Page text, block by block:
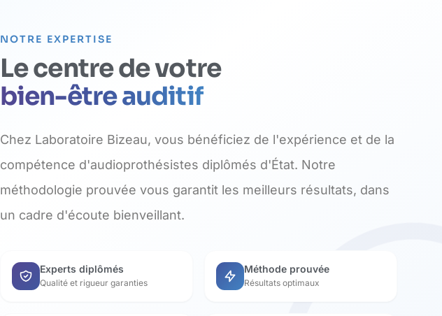
NOTRE EXPERTISE
Le centre de votre
bien-être auditif
Chez Laboratoire Bizeau, vous bénéficiez de l'expérience et de la
compétence d'audioprothésistes diplômés d'État. Notre
méthodologie prouvée vous garantit les meilleurs résultats, dans
un cadre d'écoute bienveillant.
Experts diplômés
Qualité et rigueur garanties
Méthode prouvée
Résultats optimaux